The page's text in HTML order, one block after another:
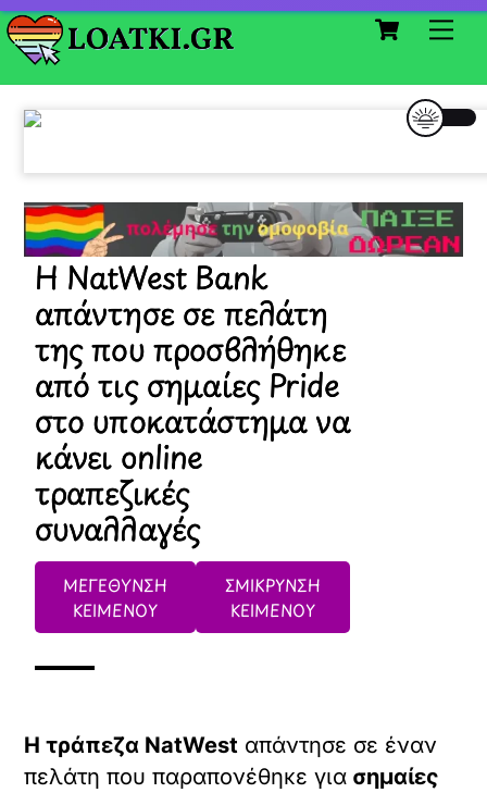
Skip
to
content
Cart
Η NatWest Bank
απάντησε σε πελάτη
της που προσβλήθηκε
από τις σημαίες Pride
στο υποκατάστημα να
κάνει online
τραπεζικές
συναλλαγές
ΜΕΓΕΘΥΝΣΗ
ΚΕΙΜΕΝΟΥ
ΣΜΙΚΡΥΝΣΗ
ΚΕΙΜΕΝΟΥ
Η τράπεζα NatWest απάντησε σε έναν
πελάτη που παραπονέθηκε για σημαίες